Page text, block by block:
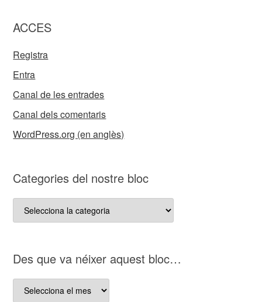
ACCES
Registra
Entra
Canal de les entrades
Canal dels comentaris
WordPress.org (en anglès)
Categories del nostre bloc
Categories
del
D es que va néixer aquest bloc…
D es